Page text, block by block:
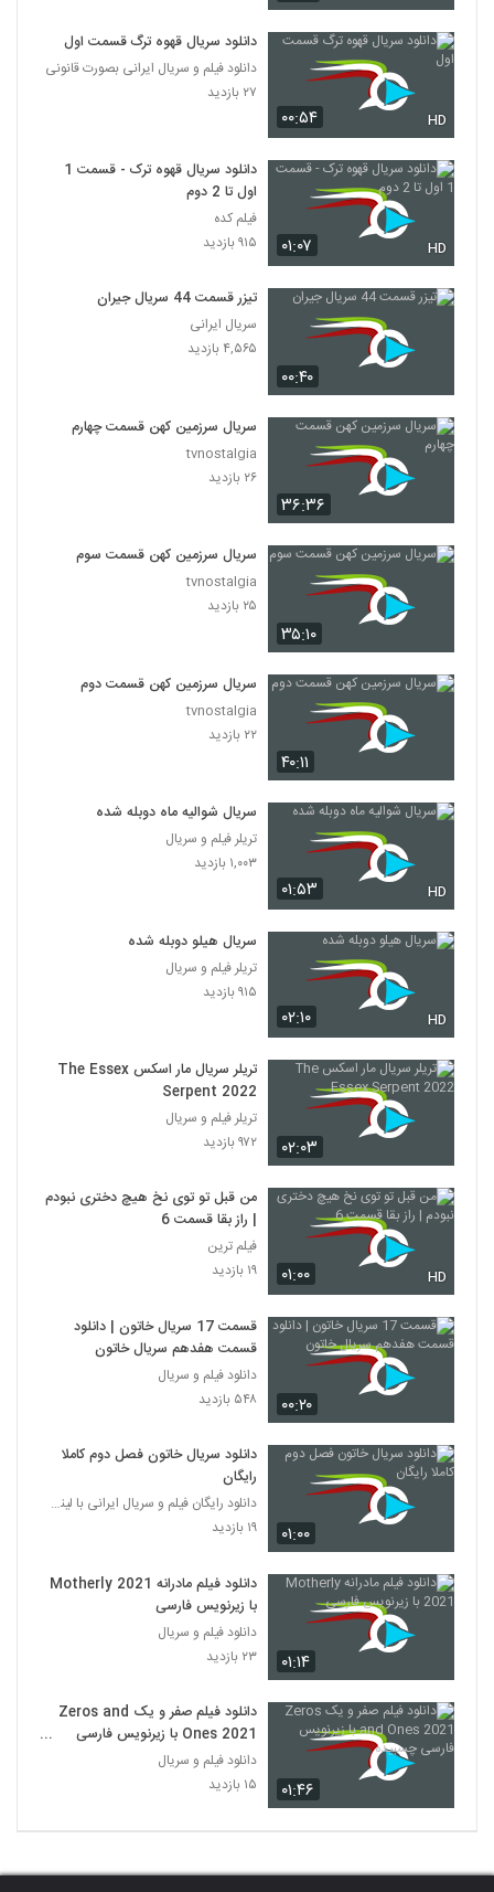
۰۰:۵۴ HD
دانلود سریال قهوه ترگ قسمت اول
دانلود فیلم و سریال ایرانی بصورت قانونی
۲۷ بازدید
۰۱:۰۷ HD
دانلود سریال قهوه ترک - قسمت 1
اول تا 2 دوم
فیلم کده
۹۱۵ بازدید
۰۰:۴۰
تیزر قسمت 44 سریال جیران
سریال ایرانی
۴,۵۶۵ بازدید
۳۶:۳۶
سریال سرزمین کهن قسمت چهارم
tvnostalgia
۲۶ بازدید
۳۵:۱۰
سریال سرزمین کهن قسمت سوم
tvnostalgia
۲۵ بازدید
۴۰:۱۱
سریال سرزمین کهن قسمت دوم
tvnostalgia
۲۲ بازدید
۰۱:۵۳ HD
سریال شوالیه ماه دوبله شده
تریلر فیلم و سریال
۱,۰۰۳ بازدید
۰۲:۱۰ HD
سریال هیلو دوبله شده
تریلر فیلم و سریال
۹۱۵ بازدید
۰۲:۰۳
تریلر سریال مار اسکس The Essex
Serpent 2022
تریلر فیلم و سریال
۹۷۲ بازدید
۰۱:۰۰ HD
من قبل تو توی نخ هیچ دختری نبودم
| راز بقا قسمت 6
فیلم ترین
۱۹ بازدید
۰۰:۲۰
قسمت 17 سریال خاتون | دانلود
قسمت هفدهم سریال خاتون
دانلود فیلم و سریال
۵۴۸ بازدید
۰۱:۰۰
دانلود سریال خاتون فصل دوم کاملا
رایگان
دانلود رایگان فیلم و سریال ایرانی با لینک مستقیم
۱۹ بازدید
۰۱:۱۴
دانلود فیلم مادرانه Motherly 2021
با زیرنویس فارسی
دانلود فیلم و سریال
۲۳ بازدید
۰۱:۴۶
دانلود فیلم صفر و یک Zeros and
Ones 2021 با زیرنویس فارسی
چسبیده
دانلود فیلم و سریال
۱۵ بازدید